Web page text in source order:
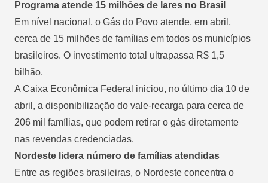
Programa atende 15 milhões de lares no Brasil
Em nível nacional, o Gás do Povo atende, em abril,
cerca de 15 milhões de famílias em todos os municípios
brasileiros. O investimento total ultrapassa R$ 1,5
bilhão.
A Caixa Econômica Federal iniciou, no último dia 10 de
abril, a disponibilização do vale-recarga para cerca de
206 mil famílias, que podem retirar o gás diretamente
nas revendas credenciadas.
Nordeste lidera número de famílias atendidas
Entre as regiões brasileiras, o Nordeste concentra o